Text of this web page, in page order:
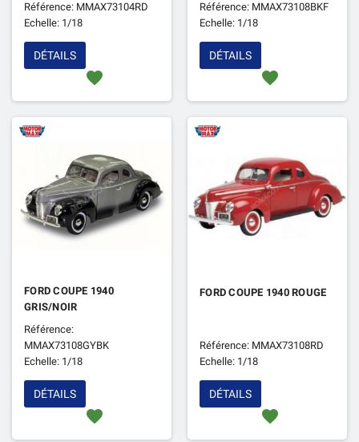
Référence: MMAX73104RD
Echelle: 1/18
favorite
DÉTAILS
Référence: MMAX73108BKF
Echelle: 1/18
favorite
DÉTAILS
FORD COUPE 1940
GRIS/NOIR
Référence:
MMAX73108GYBK
Echelle: 1/18
favorite
DÉTAILS
FORD COUPE 1940 ROUGE
Référence: MMAX73108RD
Echelle: 1/18
favorite
DÉTAILS